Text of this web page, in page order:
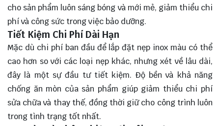
cho sản phẩm luôn sáng bóng và mới mẻ, giảm thiểu chi
phí và công sức trong việc bảo dưỡng.
Tiết Kiệm Chi Phí Dài Hạn
Mặc dù chi phí ban đầu để lắp đặt nẹp inox màu có thể
cao hơn so với các loại nẹp khác, nhưng xét về lâu dài,
đây là một sự đầu tư tiết kiệm. Độ bền và khả năng
chống ăn mòn của sản phẩm giúp giảm thiểu chi phí
sửa chữa và thay thế, đồng thời giữ cho công trình luôn
trong tình trạng tốt nhất.